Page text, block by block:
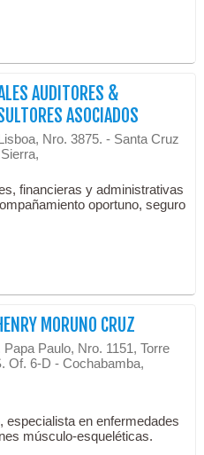
AUDITORES &
ASOCIADOS
Nro. 3875. - Santa Cruz
financieras y administrativas
oportuno, seguro
MORUNO CRUZ
Paulo, Nro. 1151, Torre
Of. 6-D - Cochabamba,
especialista en enfermedades
músculo-esqueléticas.